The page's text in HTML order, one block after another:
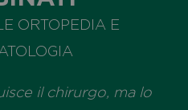
ORTOPEDIA E
il chirurgo, ma lo